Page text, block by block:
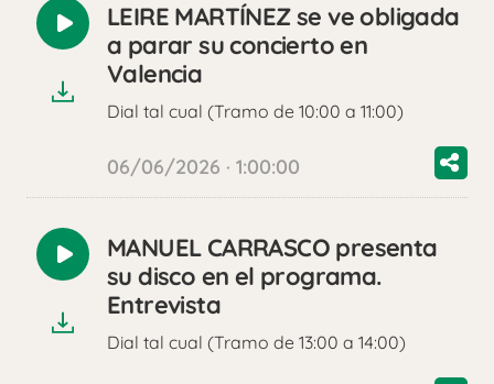
Reproducir
audio
LEIRE MARTÍNEZ se ve obligada
a parar su concierto en
Valencia
Dial tal cual (Tramo de 10:00 a 11:00)
06/06/2026 · 1:00:00
Reproducir
audio
MANUEL CARRASCO presenta
su disco en el programa.
Entrevista
Dial tal cual (Tramo de 13:00 a 14:00)